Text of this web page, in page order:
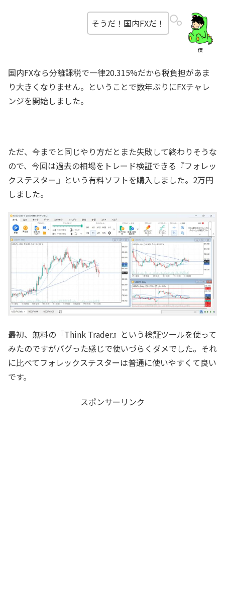
僕
そうだ！国内FXだ！
国内FXなら分離課税で一律20.315%だから税負担があま
り大きくなりません。ということで数年ぶりにFXチャレ
ンジを開始しました。
ただ、今までと同じやり方だとまた失敗して終わりそうな
ので、今回は過去の相場をトレード検証できる『フォレッ
クステスター』という有料ソフトを購入しました。2万円
しました。
最初、無料の『Think Trader』という検証ツールを使って
みたのですがバグった感じで使いづらくダメでした。それ
に比べてフォレックステスターは普通に使いやすくて良い
です。
スポンサーリンク